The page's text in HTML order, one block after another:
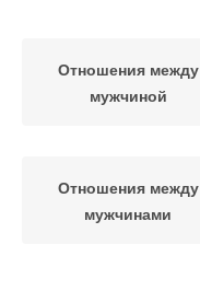
Отношения между
мужчиной
Отношения между
мужчинами